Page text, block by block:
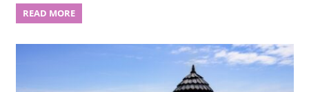
READ MORE